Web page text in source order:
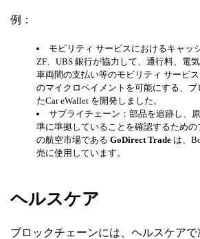
例：
モビリティ サービスにおけるキャッ
ZF、UBS 銀行が協力して、通行料、電
車両間の支払い等のモビリティ サービ
のマイクロペイメントを可能にする、
たCar eWallet を開発しました。
サプライチェーン：部品を追跡し、
準に準拠していることを確認するため
の航空市場である GoDirect Trade は、
売に使用しています。
ヘルスケア
ブロックチェーンには、ヘルスケア